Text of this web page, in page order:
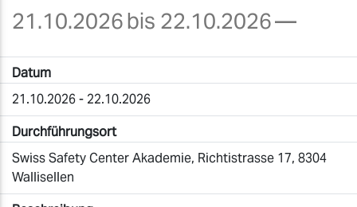
21.10.2026bis 22.10.2026—
Datum
21.10.2026 - 22.10.2026
Durchführungsort
Swiss Safety Center Akademie, Richtistrasse 17, 8304
Wallisellen